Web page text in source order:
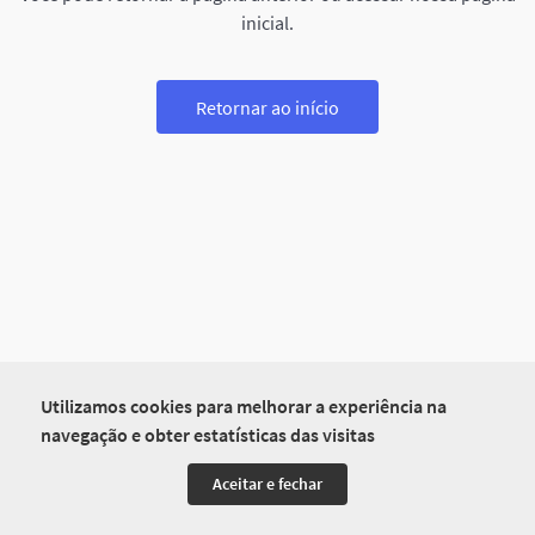
Utilizamos cookies para melhorar a experiência na
navegação e obter estatísticas das visitas
Aceitar e fechar
inicial.
Retornar ao início